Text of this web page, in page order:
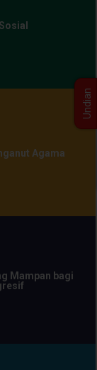
Agama
Mampan bagi
Undian